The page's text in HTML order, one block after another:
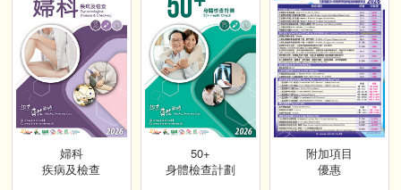
婦科
疾病及檢查
50+
身體檢查計劃
附加項目
優惠